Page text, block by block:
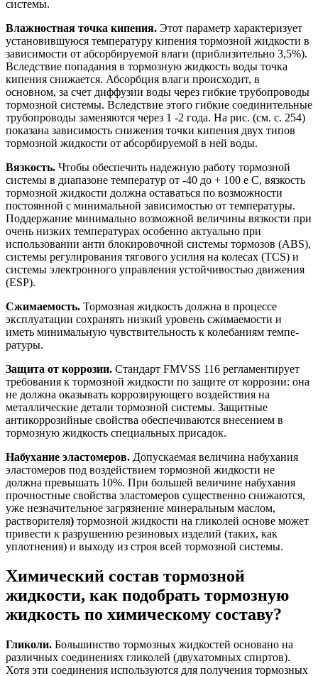
системы.
Влажностная точка кипения. Этот параметр характеризует
устано­вившуюся температуру кипения тор­мозной жидкости в
зависимости от аб­сорбируемой влаги (приблизительно 3,5%).
Вследствие попадания в тормоз­ную жидкость воды точка
кипения сни­жается. Абсорбция влаги происходит, в
основном, за счет диффузии воды через гибкие трубопроводы
тормозной систе­мы. Вследствие этого гибкие соедини­тельные
трубопроводы заменяются че­рез 1 -2 года. На рис. (см. с. 254)
пока­зана зависимость снижения точки кипения двух типов
тормозной жидко­сти от абсорбируемой в ней воды.
Вязкость. Чтобы обеспечить надежную работу тормозной
системы в диапазоне тем­ператур от -40 до + 100 е С, вязкость
тормозной жидкости должна оставать­ся по возможности
постоянной с мини­мальной зависимостью от температу­ры.
Поддержание минимально воз­можной величины вязкости при
очень низких температурах особенно акту­ально при
использовании анти блоки­ровочной системы тормозов (ABS),
си­стемы регулирования тягового усилия на колесах (TCS) и
системы электрон­ного управления устойчивостью дви­жения
(ESP).
Сжимаемость. Тормозная жидкость должна в процессе
эксплуатации сохранять низкий уровень сжимаемости и
иметь минимальную чувствительность к колебаниям темпе­
ратуры.
Защита от коррозии. Стандарт FMVSS 116 регламентирует
требования к тормозной жидкости по защите от коррозии: она
не должна ока­зывать коррозирующего воздействия на
металлические детали тормозной сис­темы. Защитные
антикоррозийные свойства обеспечиваются внесением в
тормозную жидкость специальных при­садок.
Набухание эластомеров. Допускаемая величина набухания
эластомеров под воздействием тормозной жидкости не
должна превышать 10%. При большей величине набухания
прочностные свойства эластомеров существенно снижаются,
уже незначительное загрязнение минеральным маслом,
растворителя) тормозной жидкости на гликолей основе может
привести к разрушению резиновых изделий (таких, как
уплотнения) и выходу из строя всей тормозной системы.
Химический состав тормозной
жидкости, как подобрать тормозную
жидкость по химическому составу?
Гликоли. Большинство тормозных жидкостей основано на
различных соединениях гликолей (двухатомных спиртов).
Хотя эти соединения используются для получения тормозных